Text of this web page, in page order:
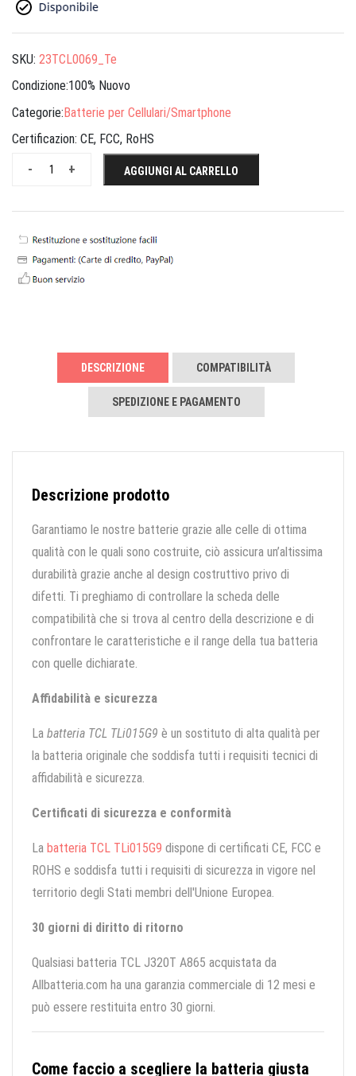
SKU: 23TCL0069_Te
Condizione:100% Nuovo
Categorie:Batterie per Cellulari/Smartphone
Certificazion: CE, FCC, RoHS
+
- AGGIUNGI AL CARRELLO
DESCRIZIONE COMPATIBILITÀ
SPEDIZIONE E PAGAMENTO
Descrizione prodotto
Garantiamo le nostre batterie grazie alle celle di ottima
qualità con le quali sono costruite, ciò assicura un’altissima
durabilità grazie anche al design costruttivo privo di
difetti. Ti preghiamo di controllare la scheda delle
compatibilità che si trova al centro della descrizione e di
confrontare le caratteristiche e il range della tua batteria
con quelle dichiarate.
Affidabilità e sicurezza
La batteria TCL TLi015G9 è un sostituto di alta qualità per
la batteria originale che soddisfa tutti i requisiti tecnici di
affidabilità e sicurezza.
Certificati di sicurezza e conformità
La batteria TCL TLi015G9 dispone di certificati CE, FCC e
ROHS e soddisfa tutti i requisiti di sicurezza in vigore nel
territorio degli Stati membri dell'Unione Europea.
30 giorni di diritto di ritorno
Qualsiasi batteria TCL J320T A865 acquistata da
Allbatteria.com ha una garanzia commerciale di 12 mesi e
può essere restituita entro 30 giorni.
Come faccio a scegliere la batteria giusta